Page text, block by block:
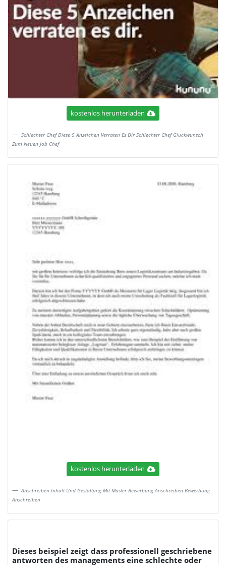
kostenlos herunterladen
Schlechter Chef Diese 5 Anzeichen Verraten Es Dir Schlechter Chef Gluckwunsch
Zum Neuen Job Chef
kostenlos herunterladen
Anschreiben Inhalt Und Gestaltung Mit Muster Bewerbung Anschreiben Bewerbung
Anschreiben
Dieses beispiel zeigt dass professionell geschriebene
antworten des managements eine schlechte oder